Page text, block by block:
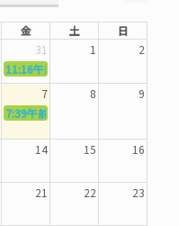
金 土
日
31 1
2
信じて待つ〜
5365．～計画的に〜
11:16午前
7 8
9
〜
バランスを〜
5371．～漢字学習〜
7:39午前
14 15 16
21 22 23